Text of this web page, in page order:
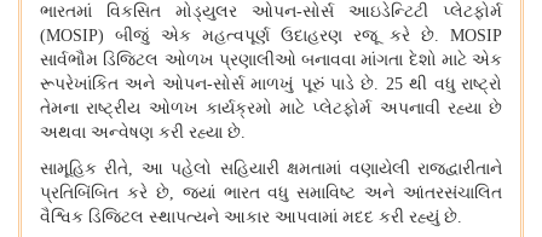
ભારતમાં વિકસિત મોડ્યુલર ઓપન-સોર્સ આઇડેન્ટિટી પ્લેટફોર્મ
(MOSIP)બીજું એક મહત્વપૂર્ણ ઉદાહરણ રજૂ કરે છે. MOSIP
સાર્વભૌમ ડિજિટલ ઓળખ પ્રણાલીઓ બનાવવા માંગતા દેશો માટે એક
રૂપરેખાંકિત અને ઓપન-સોર્સ માળખું પૂરું પાડે છે . 25થી વધુ રાષ્ટ્રો
તેમના રાષ્ટ્રીય ઓળખ કાર્યક્રમો માટે પ્લેટફોર્મ અપનાવી રહ્યા છે
અથવા અન્વેષણ કરી રહ્યા છે
સામૂહિક રીતે
આ પહેલો સહિયારી ક્ષમતામાં વણાયેલી રાજદ્વારીતાને
પ્રતિબિંબિત કરે છે, જ્યાં ભારત વધુ સમાવિષ્ટ અને આંતરસંચાલિત
વૈશ્વિક ડિજિટલ સ્થાપત્યને આકાર આપવામાં મદદ કરી રહ્યું છે